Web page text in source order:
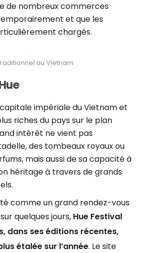
de nombreux commerces
et que les
chargés.
au Vietnam
impériale du Vietnam et
riches du pays sur le plan
intérêt ne vient pas
des tombeaux royaux ou
mais aussi de sa capacité à
héritage à travers de grands
comme un grand rendez-vous
quelques jours, Hue Festival
dans ses éditions récentes,
étalée sur l’année. Le site